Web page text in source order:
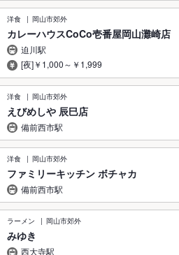
洋食 岡山市郊外
カレーハウスCoCo壱番屋岡山灘崎店
迫川駅
[夜]￥1,000～￥1,999
洋食 岡山市郊外
えびめしや 辰巳店
備前西市駅
洋食 岡山市郊外
ファミリーキッチン ボチャカ
備前西市駅
ラーメン 岡山市郊外
みゆき
西大寺駅